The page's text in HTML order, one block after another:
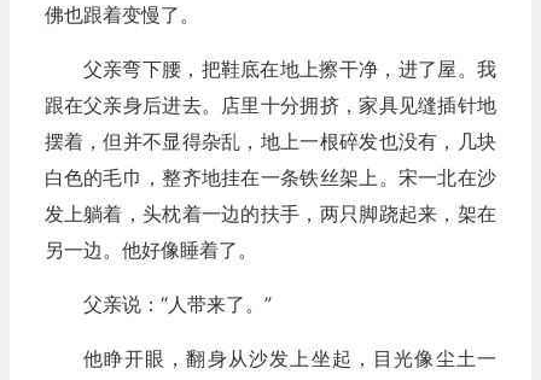
佛也跟着变慢了。
父亲弯下腰，把鞋底在地上擦干净，进了屋。我
跟在父亲身后进去。店里十分拥挤，家具见缝插针地
摆着，但并不显得杂乱，地上一根碎发也没有，几块
白色的毛巾，整齐地挂在一条铁丝架上。宋一北在沙
发上躺着，头枕着一边的扶手，两只脚跷起来，架在
另一边。他好像睡着了。
父亲说：“人带来了。”
他睁开眼，翻身从沙发上坐起，目光像尘土一